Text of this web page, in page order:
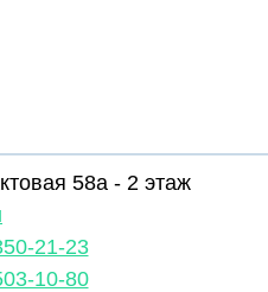
58а - 2 этаж
21-23
10-80